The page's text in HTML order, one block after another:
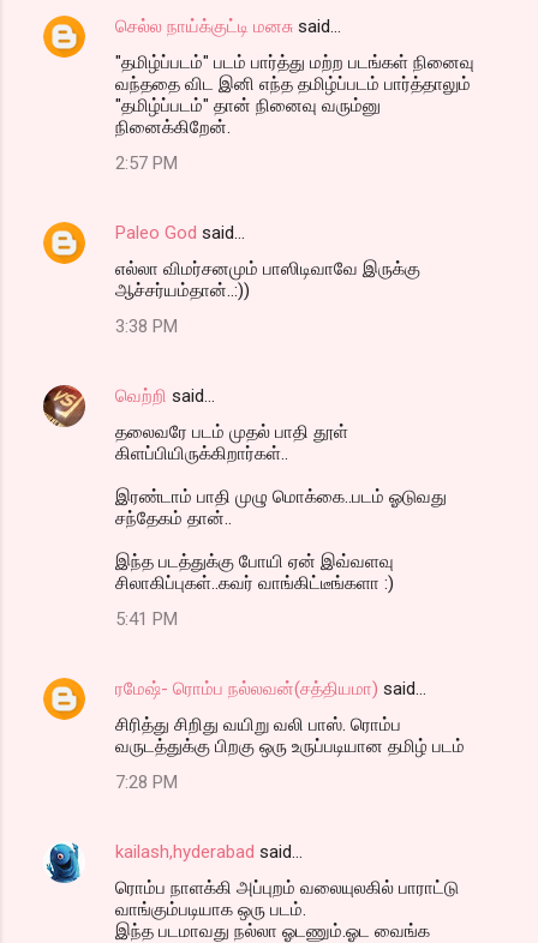
செல்ல நாய்க்குட்டி மனசு said…
"தமிழ்ப்படம்" படம் பார்த்து மற்ற படங்கள் நினைவு
வந்ததை விட இனி எந்த தமிழ்ப்படம் பார்த்தாலும்
"தமிழ்ப்படம்" தான் நினைவு வரும்னு
நினைக்கிறேன்.
2:57 PM
Paleo God said…
எல்லா விமர்சனமும் பாஸிடிவாவே இருக்கு
ஆச்சர்யம்தான்..:))
3:38 PM
வெற்றி said…
தலைவரே படம் முதல் பாதி தூள்
கிளப்பியிருக்கிறார்கள்..
இரண்டாம் பாதி முழு மொக்கை..படம் ஓடுவது
சந்தேகம் தான்..
இந்த படத்துக்கு போயி ஏன் இவ்வளவு
சிலாகிப்புகள்..கவர் வாங்கிட்டீங்களா :)
5:41 PM
ரமேஷ்- ரொம்ப நல்லவன்(சத்தியமா) said…
சிரித்து சிறிது வயிறு வலி பாஸ். ரொம்ப
வருடத்துக்கு பிறகு ஒரு உருப்படியான தமிழ் படம்
7:28 PM
kailash,hyderabad said…
ரொம்ப நாளக்கி அப்புறம் வலையுலகில் பாராட்டு
வாங்கும்படியாக ஒரு படம்.
இந்த படமாவது நல்லா ஓடணும்.ஓட வைங்க